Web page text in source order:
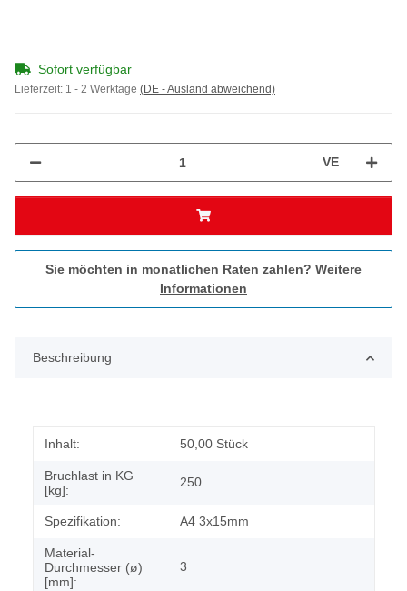
Sofort verfügbar
Lieferzeit: 1 - 2 Werktage (DE - Ausland abweichend)
VE
Sie möchten in monatlichen Raten zahlen? Weitere
Informationen
Beschreibung
Produkteigenschaft
Wert
Inhalt: 50,00 Stück
Bruchlast in KG
[kg]:
250
Spezifikation: A4 3x15mm
Material-
Durchmesser (ø)
[mm]:
3